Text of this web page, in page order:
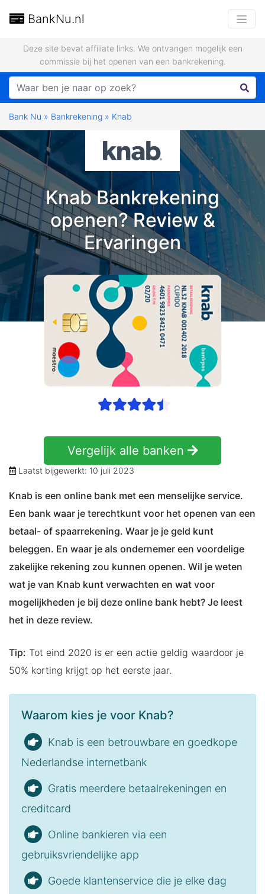
BankNu.nl
Deze site bevat affiliate links. We ontvangen mogelijk een
commissie bij het openen van een bankrekening.
Bank Nu » Bankrekening » Knab
Knab Bankrekening
openen? Review &
Ervaringen
Vergelijk alle banken
Laatst bijgewerkt: 10 juli 2023
Knab is een online bank met een menselijke service.
Een bank waar je terechtkunt voor het openen van een
betaal- of spaarrekening. Waar je je geld kunt
beleggen. En waar je als ondernemer een voordelige
zakelijke rekening zou kunnen openen. Wil je weten
wat je van Knab kunt verwachten en wat voor
mogelijkheden je bij deze online bank hebt? Je leest
het in deze review.
Tip: Tot eind 2020 is er een actie geldig waardoor je
50% korting krijgt op het eerste jaar.
Waarom kies je voor Knab?
Knab is een betrouwbare en goedkope
Nederlandse internetbank
Gratis meerdere betaalrekeningen en
creditcard
Online bankieren via een
gebruiksvriendelijke app
Goede klantenservice die je elke dag